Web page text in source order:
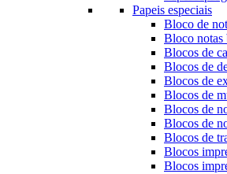
Papeis especiais
Bloco de
Bloco notas
Blocos de
Blocos de
Blocos de
Blocos de
Blocos de
Blocos de
Blocos de
Blocos
Blocos